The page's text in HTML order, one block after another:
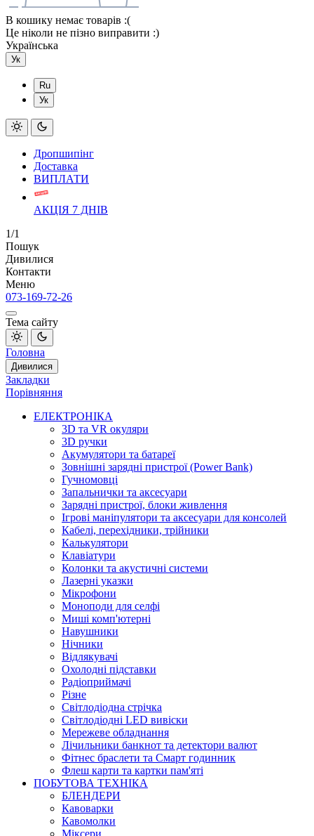
В кошику немає товарів :(
Це ніколи не пізно виправити :)
Українська
Ук
Ru
Ук
Дропшипінг
Доставка
ВИПЛАТИ
АКЦІЯ 7 ДНІВ
1/1
Пошук
Дивилися
Контакти
Меню
073-169-72-26
Тема сайту
Головна
Дивилися
Закладки
Порівняння
ЕЛЕКТРОНІКА
3D та VR окуляри
3D ручки
Акумулятори та батареї
Зовнішні зарядні пристрої (Power Bank)
Гучномовці
Запальнички та аксесуари
Зарядні пристрої, блоки живлення
Ігрові маніпулятори та аксесуари для консолей
Кабелі, перехідники, трійники
Калькулятори
Клавіатури
Колонки та акустичні системи
Лазерні указки
Мікрофони
Моноподи для селфі
Миші комп'ютерні
Навушники
Нічники
Відлякувачі
Охолодні підставки
Радіоприймачі
Різне
Світлодіодна стрічка
Світлодіодні LED вивіски
Мережеве обладнання
Лічильники банкнот та детектори валют
Фітнес браслети та Смарт годинник
Флеш карти та картки пам'яті
ПОБУТОВА ТЕХНІКА
БЛЕНДЕРИ
Кавоварки
Кавомолки
Міксери